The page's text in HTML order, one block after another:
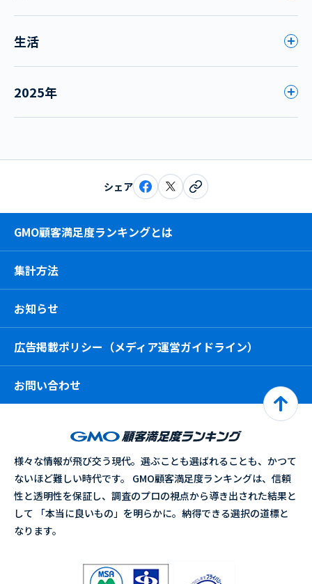
生活
2025年
シェア
GMO顧客満足度ランキングとは
集計方法
お知らせ
広告掲載ポリシー（メディア運営ガイドライン）
お問い合わせ
様々な情報が飛び交う現代。選ぶことも選ばれることも、かつて
ないほど難しい時代です。 GMO顧客満足度ランキングは、信頼
性と透明性を保証し、調査のプロの視点から導き出された結果と
して 「本当に良いもの」を明らかに。納得できる選択の道標と
なります。